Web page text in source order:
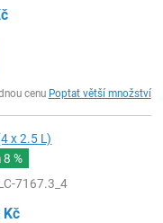
cenu Poptat větší množství
x 2.5 L)
8 %
7167.3_4
Kč